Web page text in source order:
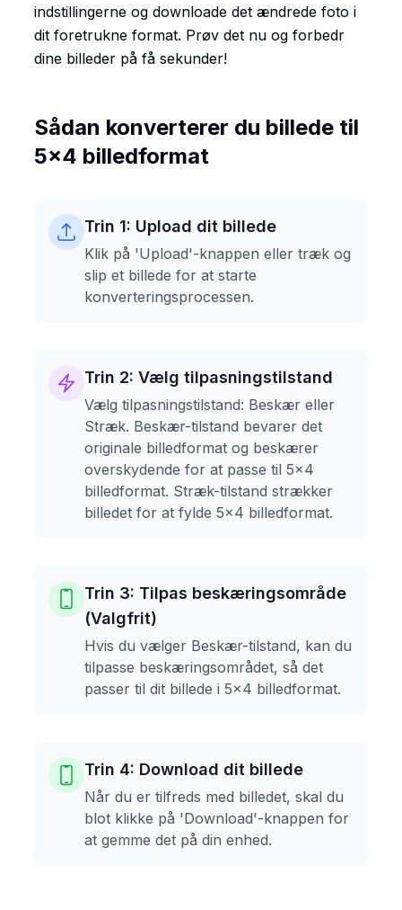
indstillingerne og downloade det ændrede foto i
dit foretrukne format. Prøv det nu og forbedr
dine billeder på få sekunder!
Sådan konverterer du billede til
5x4 billedformat
Trin 1: Upload dit billede
Klik på 'Upload'-knappen eller træk og
slip et billede for at starte
konverteringsprocessen.
Trin 2: Vælg tilpasningstilstand
Vælg tilpasningstilstand: Beskær eller
Stræk. Beskær-tilstand bevarer det
originale billedformat og beskærer
overskydende for at passe til 5x4
billedformat. Stræk-tilstand strækker
billedet for at fylde 5x4 billedformat.
Trin 3: Tilpas beskæringsområde
(Valgfrit)
Hvis du vælger Beskær-tilstand, kan du
tilpasse beskæringsområdet, så det
passer til dit billede i 5x4 billedformat.
Trin 4: Download dit billede
Når du er tilfreds med billedet, skal du
blot klikke på 'Download'-knappen for
at gemme det på din enhed.